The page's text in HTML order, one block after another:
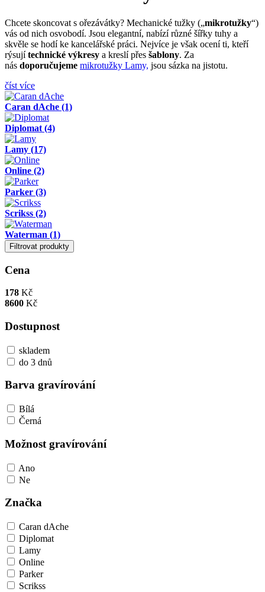
Chcete skoncovat s ořezávátky? Mechanické tužky („mikrotužky“)
vás od nich osvobodí. Jsou elegantní, nabízí různé šířky tuhy a
skvěle se hodí ke kancelářské práci. Nejvíce je však ocení ti, kteří
rýsujítechnické výkresy a kreslí přes šablony. Za
nás doporučujeme mikrotužky Lamy, jsou sázka na jistotu.
číst více
Caran dAche (1)
Diplomat (4)
Lamy (17)
Online (2)
Parker (3)
Scrikss (2)
Waterman (1)
Filtrovat produkty
Cena
178 Kč
8600 Kč
Dostupnost
skladem
do 3 dnů
Barva gravírování
Bílá
Černá
Možnost gravírování
Ano
Ne
Značka
Caran dAche
Diplomat
Lamy
Online
Parker
Scrikss